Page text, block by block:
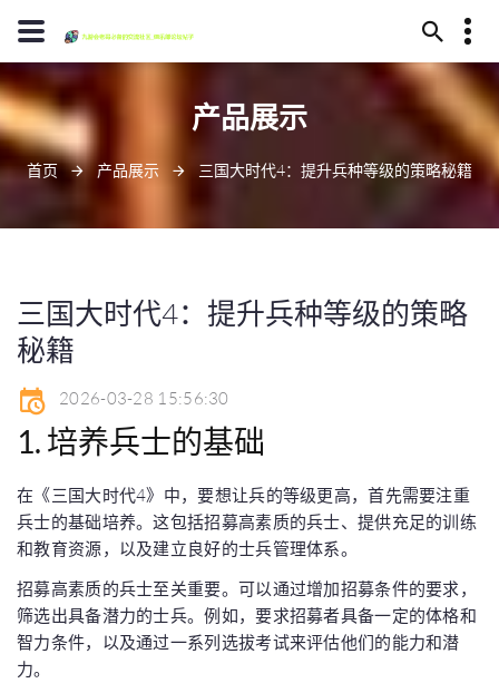
13594780370
毕节市代耳山145号
产品展示
首页 产品展示 三国大时代4：提升兵种等级的策略秘籍
三国大时代4：提升兵种等级的策略
秘籍
2026-03-28 15:56:30
1. 培养兵士的基础
在《三国大时代4》中，要想让兵的等级更高，首先需要注重
兵士的基础培养。这包括招募高素质的兵士、提供充足的训练
和教育资源，以及建立良好的士兵管理体系。
招募高素质的兵士至关重要。可以通过增加招募条件的要求，
筛选出具备潜力的士兵。例如，要求招募者具备一定的体格和
智力条件，以及通过一系列选拔考试来评估他们的能力和潜
力。